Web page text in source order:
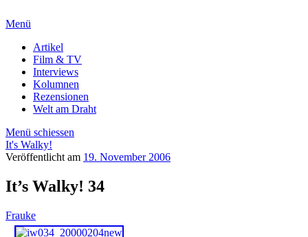
Menü
Artikel
Film & TV
Interviews
Kolumnen
Rezensionen
Welt am Draht
Menü schiessen
It's Walky!
Veröffentlicht am 19. November 2006
It’s Walky! 34
Frauke